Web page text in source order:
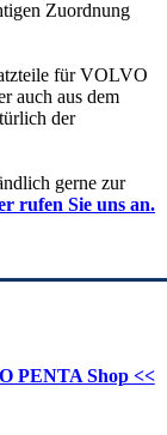
Zuordnung
für VOLVO
auch aus dem
der
gerne zur
rufen Sie uns an.
PENTA Shop <<